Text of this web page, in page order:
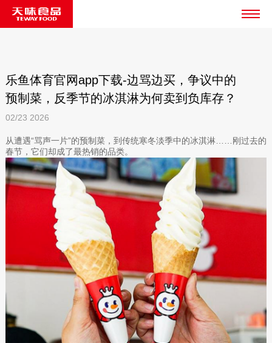
乐鱼体育官网app下载-边骂边买，争议中的
预制菜，反季节的冰淇淋为何卖到负库存？
02/23 2026
从遭遇“骂声一片”的预制菜，到传统寒冬淡季中的冰淇淋……刚过去的
春节，它们却成了最热销的品类。